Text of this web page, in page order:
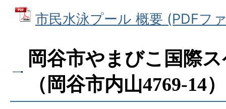
市民水泳プール 概要 (PDFフ
岡谷市やまびこ国際
（岡谷市内山4769-14）